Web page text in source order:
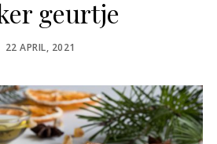
geurtje
POSTED
22 APRIL, 2021